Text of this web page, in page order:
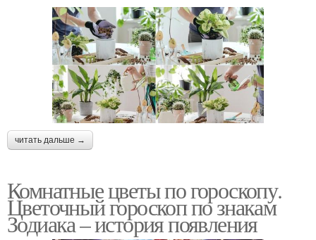
читать дальше →
Комнатные цветы по гороскопу.
Цветочный гороскоп по знакам
Зодиака – история появления